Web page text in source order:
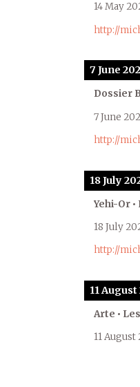
14 May
http://
7 June
Dossier
7 June
http://
18 July
Yehi-Or
18 July
http://
11 August
Arte •
11 August